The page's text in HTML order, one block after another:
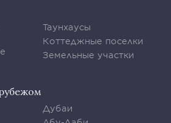
Таунхаусы
Коттеджные поселки
Земельные участки
Дубаи